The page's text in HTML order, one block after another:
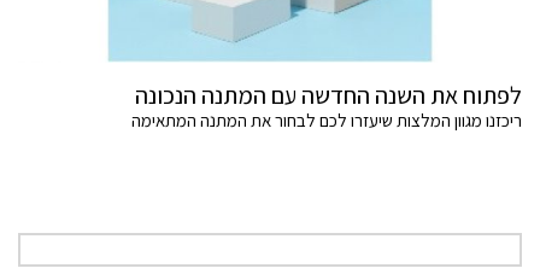
לפתוח את השנה החדשה עם המתנה הנכונה
ריכזנו מגוון המלצות שיעזרו לכם לבחור את המתנה המתאימה